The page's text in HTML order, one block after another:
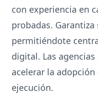
con experiencia en
probadas.
permitiéndote
digital. Las
acelerar la
ejecución.